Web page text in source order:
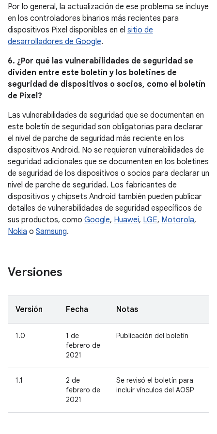
Por lo general, la actualización de ese problema se incluye
en los controladores binarios más recientes para
dispositivos Pixel disponibles en el sitio de
desarrolladores de Google.
6. ¿Por qué las vulnerabilidades de seguridad se
dividen entre este boletín y los boletines de
seguridad de dispositivos o socios, como el boletín
de Pixel?
Las vulnerabilidades de seguridad que se documentan en
este boletín de seguridad son obligatorias para declarar
el nivel de parche de seguridad más reciente en los
dispositivos Android. No se requieren vulnerabilidades de
seguridad adicionales que se documenten en los boletines
de seguridad de los dispositivos o socios para declarar un
nivel de parche de seguridad. Los fabricantes de
dispositivos y chipsets Android también pueden publicar
detalles de vulnerabilidades de seguridad específicos de
sus productos, como Google, Huawei, LGE, Motorola,
Nokia o Samsung.
Versiones
Versión Fecha Notas
1.0
1 de
febrero de
2021
Publicación del boletín
1.1
2 de
febrero de
2021
Se revisó el boletín para
incluir vínculos del AOSP